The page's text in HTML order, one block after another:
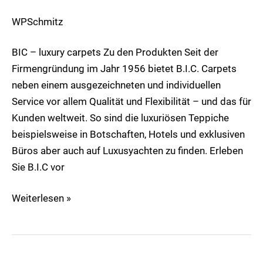
WPSchmitz
BIC – luxury carpets Zu den Produkten Seit der
Firmengründung im Jahr 1956 bietet B.I.C. Carpets
neben einem ausgezeichneten und individuellen
Service vor allem Qualität und Flexibilität – und das für
Kunden weltweit. So sind die luxuriösen Teppiche
beispielsweise in Botschaften, Hotels und exklusiven
Büros aber auch auf Luxusyachten zu finden. Erleben
Sie B.I.C vor
Markenseite
Luxury
Carpets
Weiterlesen »